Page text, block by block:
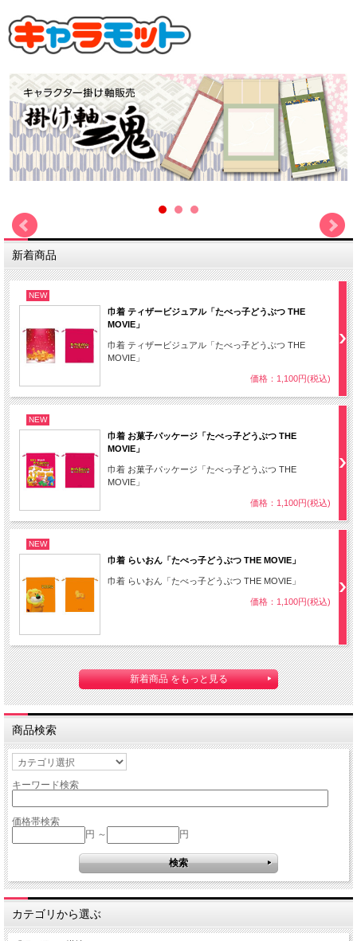
新着商品
NEW
巾着 ティザービジュアル「たべっ子どうぶつ THE
MOVIE」
巾着 ティザービジュアル「たべっ子どうぶつ THE
MOVIE」
価格：1,100円(税込)
NEW
巾着 お菓子パッケージ「たべっ子どうぶつ THE
MOVIE」
巾着 お菓子パッケージ「たべっ子どうぶつ THE
MOVIE」
価格：1,100円(税込)
NEW
巾着 らいおん「たべっ子どうぶつ THE MOVIE」
巾着 らいおん「たべっ子どうぶつ THE MOVIE」
価格：1,100円(税込)
新着商品 をもっと見る
商品検索
キーワード検索
価格帯検索
円 ～
円
カテゴリから選ぶ